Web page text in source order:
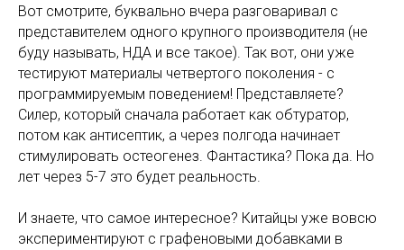
Вот смотрите, буквально вчера разговаривал с
представителем одного крупного производителя (не
буду называть, НДА и все такое). Так вот, они уже
тестируют материалы четвертого поколения - с
программируемым поведением! Представляете?
Силер, который сначала работает как обтуратор,
потом как антисептик, а через полгода начинает
стимулировать остеогенез. Фантастика? Пока да. Но
лет через 5-7 это будет реальность.
И знаете, что самое интересное? Китайцы уже вовсю
экспериментируют с графеновыми добавками в